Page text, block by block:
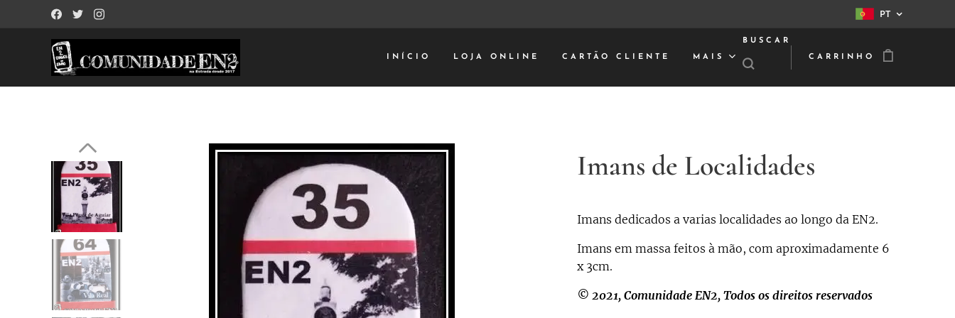
PT
INÍCIO LOJA ONLINE CARTÃO CLIENTE MAIS
BUSCAR
CARRINHO
Imans de Localidades
Imans dedicados a varias localidades ao longo da EN2.
Imans em massa feitos à mão, com aproximadamente 6
x 3cm.
© 2021, Comunidade EN2, Todos os direitos reservados